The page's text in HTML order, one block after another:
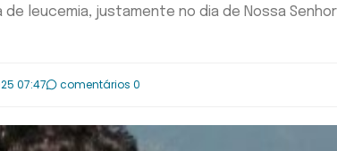
leucemia, justamente no dia de Nossa
07:47 comentários 0